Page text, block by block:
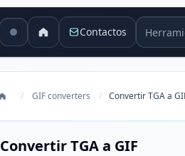
Contactos
/ GIF converters / Convertir TGA a
Convertir TGA a GIF